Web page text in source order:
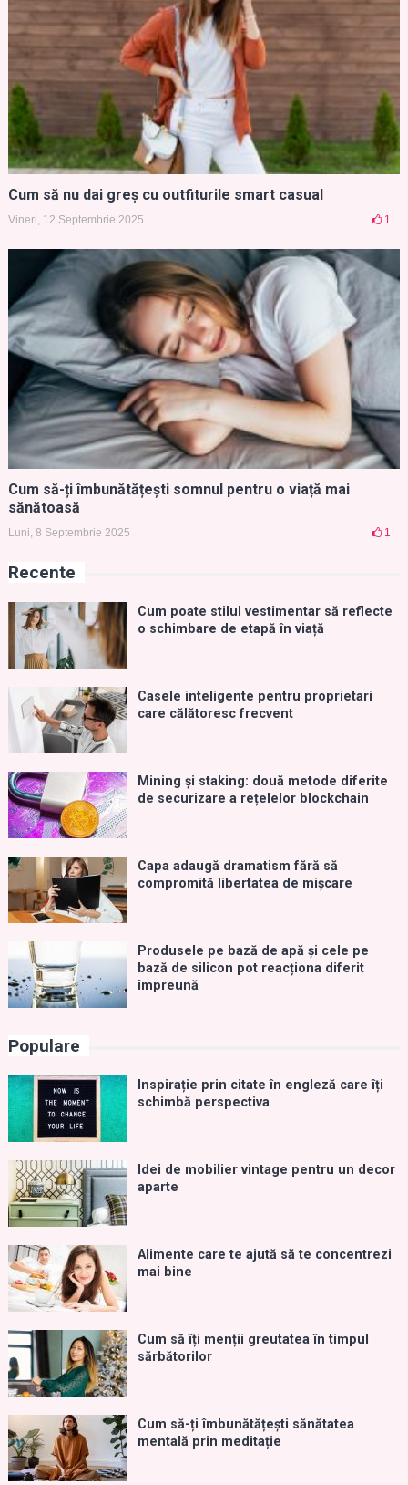
Cum să nu dai greș cu outfiturile smart casual
Vineri, 12 Septembrie 2025 1
Cum să-ți îmbunătățești somnul pentru o viață mai
sănătoasă
Luni, 8 Septembrie 2025 1
Recente
Cum poate stilul vestimentar să reflecte
o schimbare de etapă în viață
Casele inteligente pentru proprietari
care călătoresc frecvent
Mining și staking: două metode diferite
de securizare a rețelelor blockchain
Capa adaugă dramatism fără să
compromită libertatea de mișcare
Produsele pe bază de apă și cele pe
bază de silicon pot reacționa diferit
împreună
Populare
Inspirație prin citate în engleză care îți
schimbă perspectiva
Idei de mobilier vintage pentru un decor
aparte
Alimente care te ajută să te concentrezi
mai bine
Cum să îți menții greutatea în timpul
sărbătorilor
Cum să-ți îmbunătățești sănătatea
mentală prin meditație